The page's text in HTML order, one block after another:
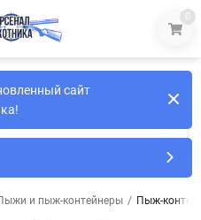
0
сайт
и пыж-контейнеры / Пыж-